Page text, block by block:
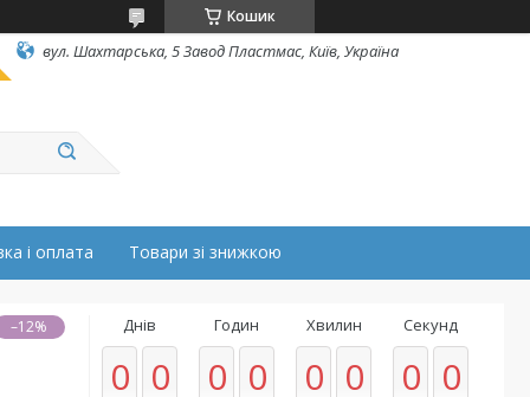
Кошик
вул. Шахтарська, 5 Завод Пластмас, Київ, Україна
і оплата Товари зі знижкою
–12% Днів
0 0
Годин
0 0
Хвилин
0 0
Секунд
0 0